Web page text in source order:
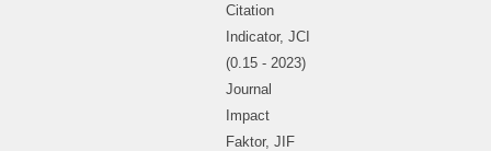
Citation
Indicator, JCI
(0.15 - 2023)
Journal
Impact
Faktor, JIF